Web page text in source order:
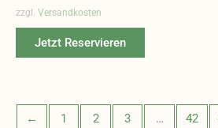
zzgl. Versandkosten
Jetzt Reservieren
← 1 2 3 … 42